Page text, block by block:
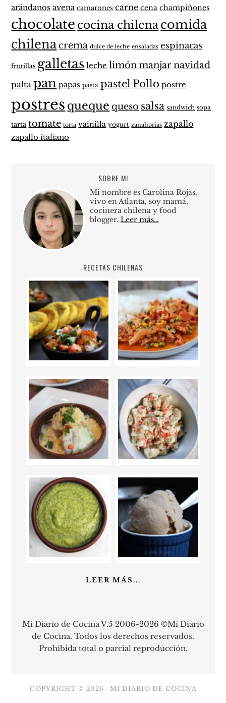
arándanos avena camarones carne cena champiñones
chocolate cocina chilenacomida
chilenacrema dulce de leche ensaladas espinacas
frutillas galletas leche limónmanjarnavidad
palta pan papas pasta pastel Pollo postre
postres queque queso salsa sandwich sopa
tarta tomate torta vainilla yogurt zanahorias zapallo
zapallo italiano
SOBRE MI
Mi nombre es Carolina Rojas,
vivo en Atlanta, soy mamá,
cocinera chilena y food
blogger. Leer más…
RECETAS CHILENAS
LEER MÁS...
Mi Diario de Cocina V.5 2006-2026 ©Mi Diario
de Cocina. Todos los derechos reservados.
Prohibida total o parcial reproducción.
COPYRIGHT © 2026 · MI DIARIO DE COCINA